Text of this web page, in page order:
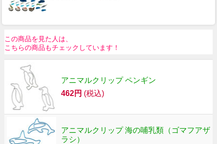
この商品を見た人は、
こちらの商品もチェックしています！
アニマルクリップ ペンギン
462円 (税込)
アニマルクリップ 海の哺乳類（ゴマフアザ
ラシ）